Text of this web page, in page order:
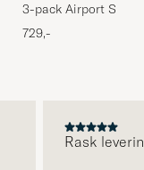
3-pack Airport
Melange
729,-
Rask